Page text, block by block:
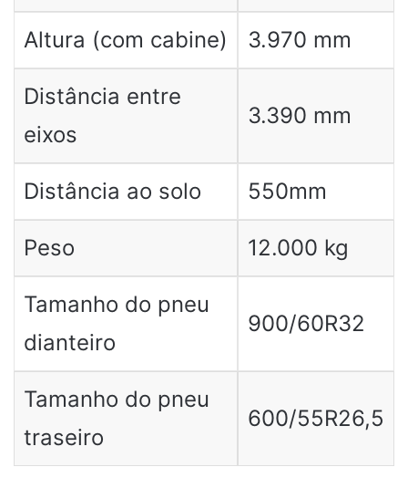
Altura (com cabine) 3.970 mm
Distância entre
eixos
3.390 mm
Distância ao solo 550mm
Peso 12.000 kg
Tamanho do pneu
dianteiro
900/60R32
Tamanho do pneu
traseiro
600/55R26,5